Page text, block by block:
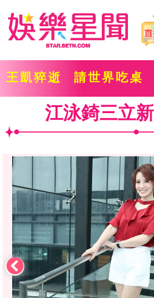
王凱猝逝 請世界吃桌
江泳錡三立